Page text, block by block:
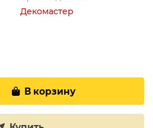
Декомастер
В корзину